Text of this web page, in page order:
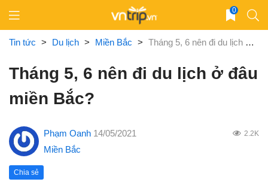
content
0
Tin tức > Du lịch > Miền Bắc > Tháng 5, 6 nên đi du lịch ở đâu miền Bắc?
Tháng 5, 6 nên đi du lịch ở đâu
miền Bắc?
Phạm Oanh 14/05/2021 2.2K
Miền Bắc
Chia sẻ